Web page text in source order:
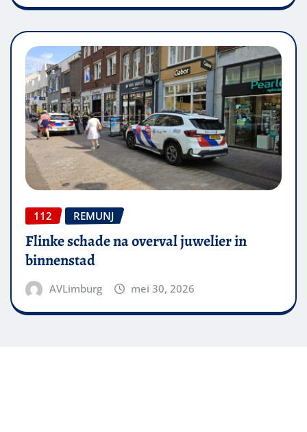
112 REMUNJ
Flinke schade na overval juwelier in
binnenstad
AVLimburg mei 30, 2026